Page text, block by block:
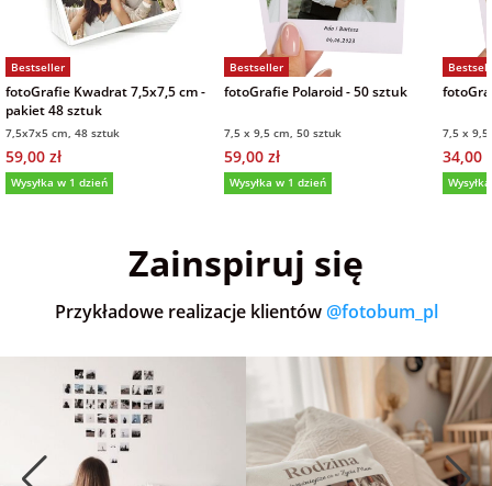
Bestseller
fotoGrafie Kwadrat 7,5x7,5 cm -
pakiet 48 sztuk
7,5x7x5 cm, 48 sztuk
59,00 zł
Wysyłka w 1 dzień
Bestseller
fotoGrafie Polaroid - 50 sztuk
7,5 x 9,5 cm, 50 sztuk
59,00 zł
Wysyłka w 1 dzień
7,5 x
34,00
Zainspiruj się
Przykładowe realizacje klientów @fotobum_pl